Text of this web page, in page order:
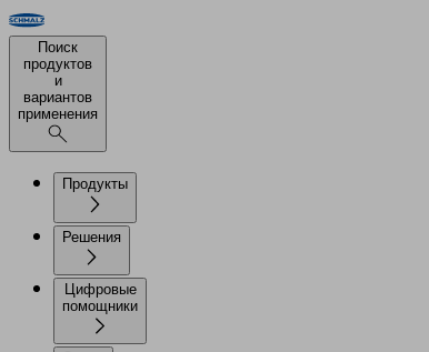
Поиск
продуктов
и
вариантов
применения
Продукты
Решения
Цифровые
помощники